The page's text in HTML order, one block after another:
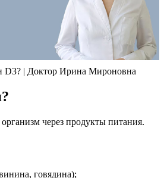
D3? | Доктор Ирина Мироновна
через продукты питания.
говядина);